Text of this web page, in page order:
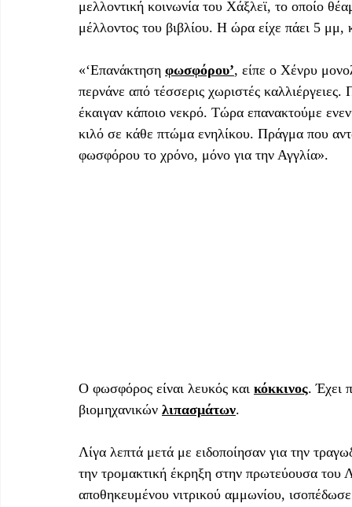
μελλοντική κοινωνία του Χάξλεϊ, το οποίο
μέλλοντος του βιβλίου. Η ώρα είχε πάει 5 μμ,
«‘Επανάκτηση φωσφόρου’, είπε ο Χένρυ
περνάνε από τέσσερις χωριστές
έκαιγαν κάποιο νεκρό. Τώρα επανακτούμε
κιλό σε κάθε πτώμα ενηλίκου. Πράγμα που
φωσφόρου το χρόνο, μόνο για την Αγγλία».
Ο φωσφόρος είναι λευκός και κόκκινος. Έχει
βιομηχανικών λιπασμάτων.
Λίγα λεπτά μετά με ειδοποίησαν για την
την τρομακτική έκρηξη στην πρωτεύουσα
αποθηκευμένου νιτρικού αμμωνίου,